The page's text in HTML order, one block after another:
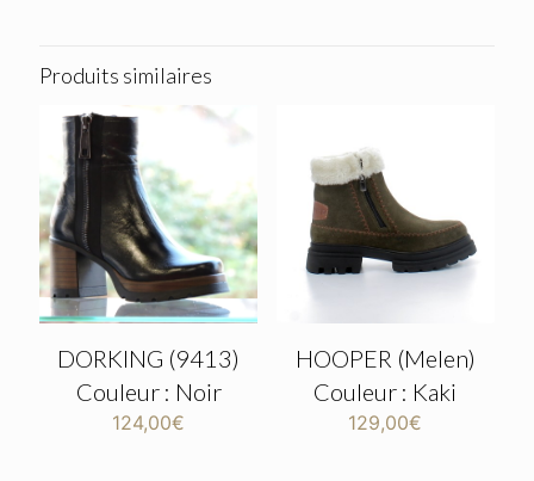
Produits similaires
DORKING (9413)
Couleur : Noir
124,00€
HOOPER (Melen)
Couleur : Kaki
129,00€